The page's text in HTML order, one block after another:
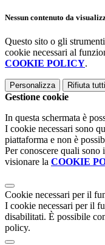
Nessun contenuto da
Questo sito o gli
cookie necessari al
COOKIE POLICY.
Personalizza Rifiuta tutti
Gestione cookie
In questa schermata è
I cookie necessari sono
piattaforma e non è
Per conoscere quali sono
visionare la COOKIE
Cookie necessari per il
I cookie necessari per il
disabilitati. È possibile
policy.